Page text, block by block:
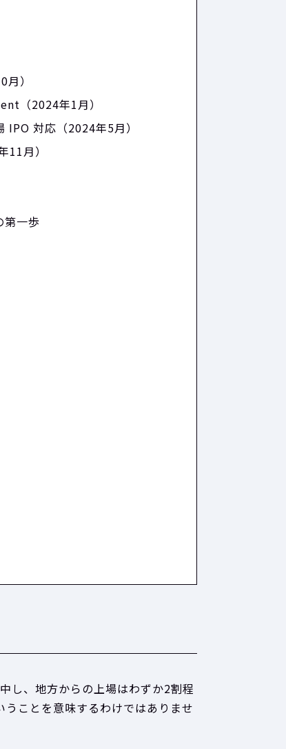
）
（2024年1月）
対応（2024年5月）
月）
第一歩
し、地方からの上場はわずか2割程
ことを意味するわけではありませ